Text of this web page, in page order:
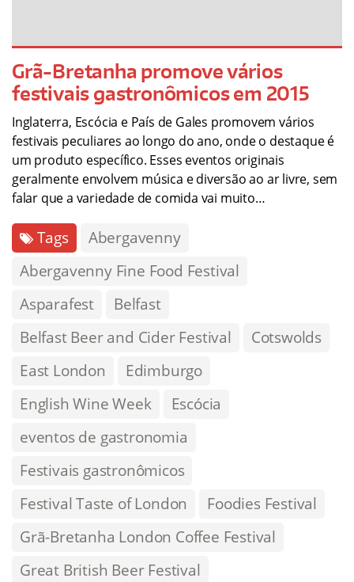
Grã-Bretanha promove vários
festivais gastronômicos em 2015
Inglaterra, Escócia e País de Gales promovem vários
festivais peculiares ao longo do ano, onde o destaque é
um produto específico. Esses eventos originais
geralmente envolvem música e diversão ao ar livre, sem
falar que a variedade de comida vai muito…
Tags
Abergavenny
Abergavenny Fine Food Festival
Asparafest
Belfast
Belfast Beer and Cider Festival
Cotswolds
East London
Edimburgo
English Wine Week
Escócia
eventos de gastronomia
Festivais gastronômicos
Festival Taste of London
Foodies Festival
Grã-Bretanha London Coffee Festival
Great British Beer Festival